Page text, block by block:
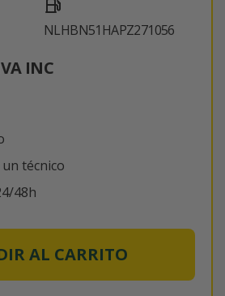
NLHBN51HAPZ271056
INC
técnico
48h
AL CARRITO